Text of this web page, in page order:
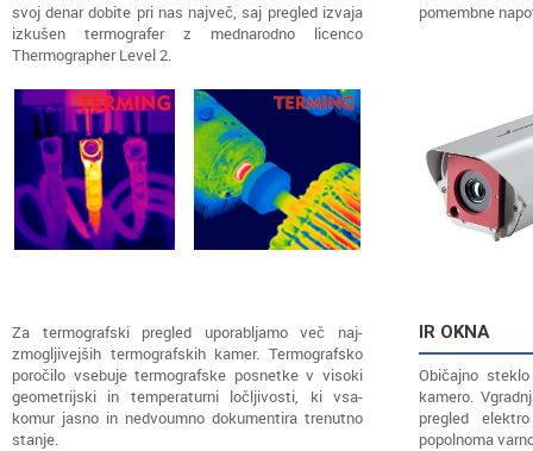
svoj denar dobite pri nas največ, saj pregled izvaja
izkušen termografer z mednarodno licenco
Thermographer Level 2.
pomembne
Za termografski pregled uporabljamo več naj-
zmogljivejših termografskih kamer. Termografsko
poročilo vsebuje termografske posnetke v visoki
geometrijski in temperaturni ločljivosti, ki vsa-
komur jasno in nedvoumno dokumentira trenutno
stanje.
IR OKNA
Običajno
kamero.
pregled
popolnoma